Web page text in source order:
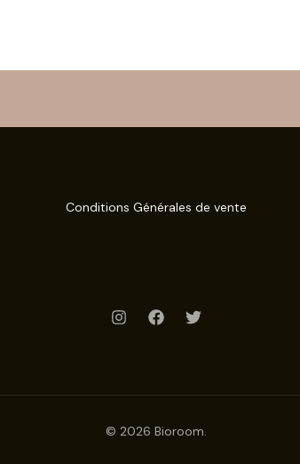
Conditions Générales de vente
© 2026 Bioroom.